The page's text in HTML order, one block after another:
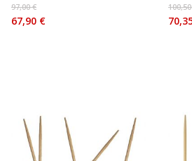
97,00 €
67,90 €